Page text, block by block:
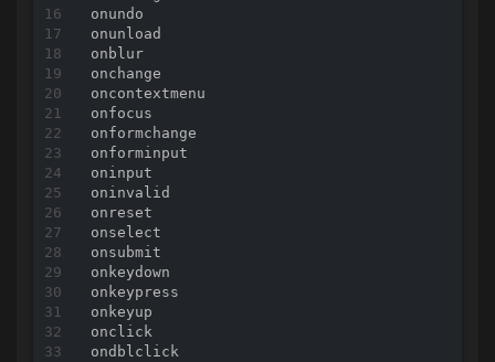
<tr>
<track>
<tt >
<u>
<ul>
<var>
<video>
<wbr >
onundo
onunload
onblur
onchange
oncontextmenu
onfocus
onformchange
onforminput
oninput
oninvalid
onreset
onselect
onsubmit
onkeydown
onkeypress
onkeyup
onclick
ondblclick